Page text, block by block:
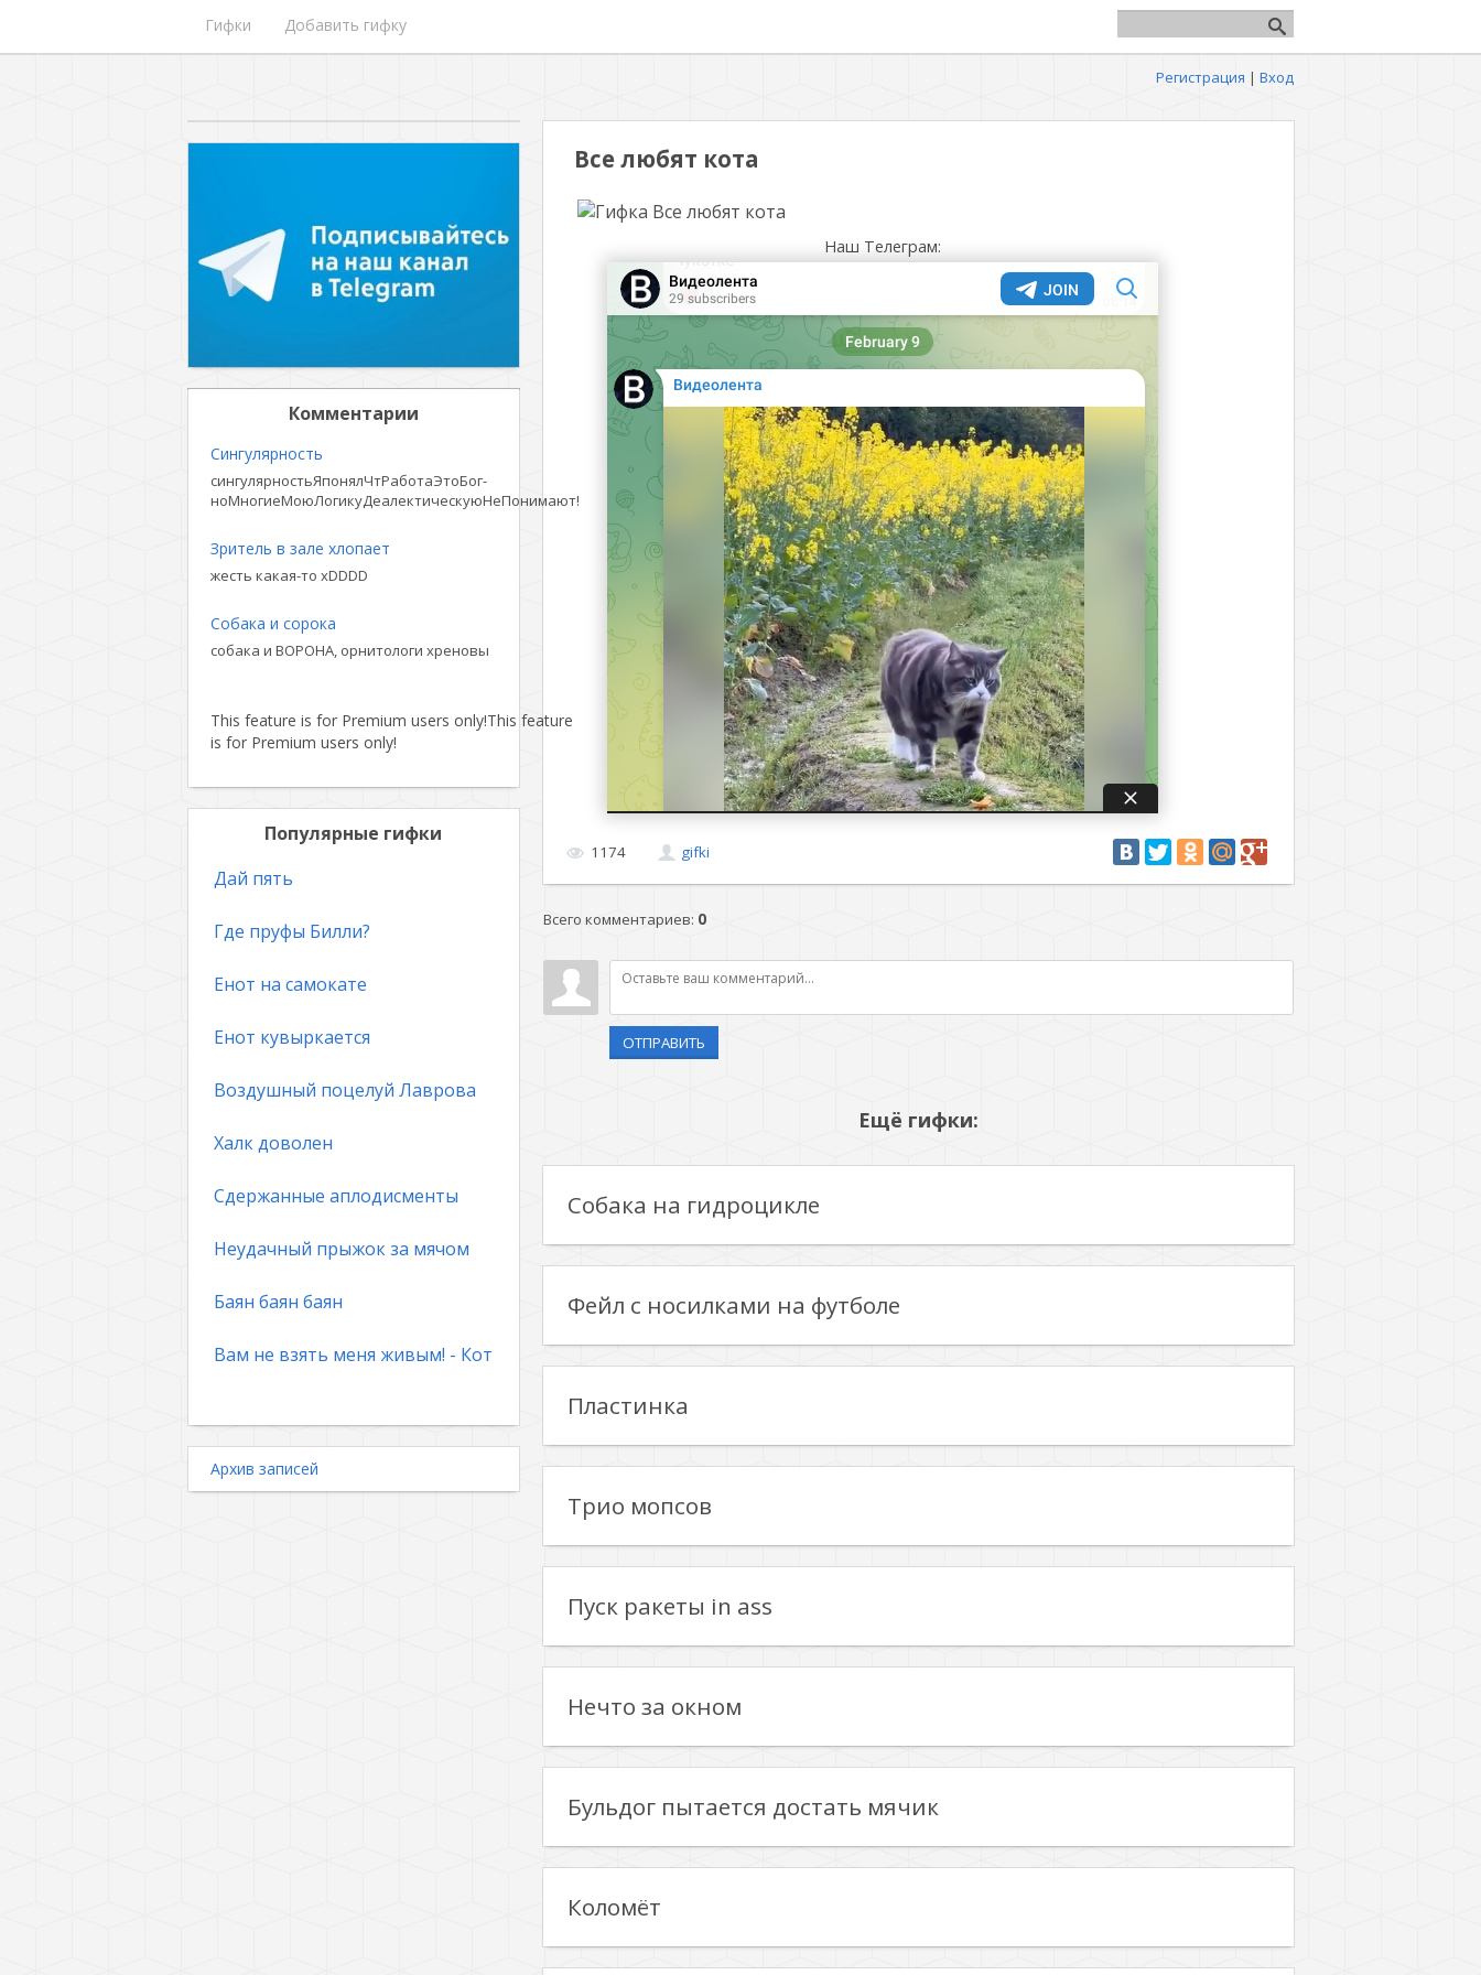
Гифки Добавить гифку
Регистрация | Вход
Все любят кота
Наш Телеграм:
1174 gifki
Всего комментариев: 0
ОТПРАВИТЬ
Ещё гифки:
Собака на гидроцикле
Фейл с носилками на футболе
Пластинка
Трио мопсов
Пуск ракеты in ass
Нечто за окном
Бульдог пытается достать мячик
Коломёт
Комментарии
Сингулярность
сингулярностьЯпонялЧтРаботаЭтоБог-
ноМногиеМоюЛогикуДеалектическуюНеПонимают!
Зритель в зале хлопает
жесть какая-то xDDDD
Собака и сорока
собака и ВОРОНА, орнитологи хреновы
This feature is for Premium users only!This feature
is for Premium users only!
Популярные гифки
Дай пять
Где пруфы Билли?
Енот на самокате
Енот кувыркается
Воздушный поцелуй Лаврова
Халк доволен
Сдержанные аплодисменты
Неудачный прыжок за мячом
Баян баян баян
Вам не взять меня живым! - Кот
Архив записей